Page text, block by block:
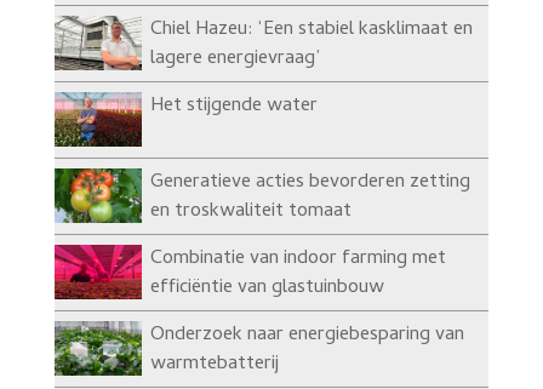
Chiel Hazeu: ‘Een stabiel kasklimaat en
lagere energievraag’
Het stijgende water
Generatieve acties bevorderen zetting
en troskwaliteit tomaat
Combinatie van indoor farming met
efficiëntie van glastuinbouw
Onderzoek naar energiebesparing van
warmtebatterij